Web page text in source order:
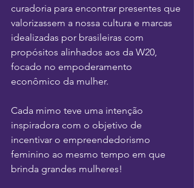
curadoria para encontrar presentes que
valorizassem a nossa cultura e marcas
idealizadas por brasileiras com
propósitos alinhados aos da W20,
focado no empoderamento
econômico da mulher.
Cada mimo teve uma intenção
inspiradora com o objetivo de
incentivar o empreendedorismo
feminino ao mesmo tempo em que
brinda grandes mulheres!